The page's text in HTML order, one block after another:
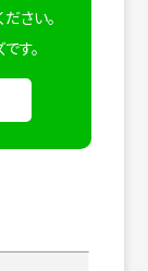
さい。
す。